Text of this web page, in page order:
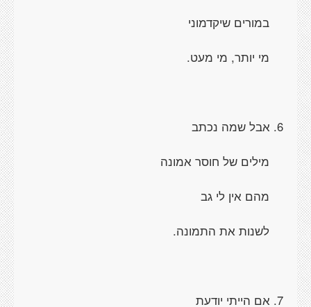
במורים שיקדמוני
מי יותר, מי מעט.
6. אבל שמה נכתב
מילים של חוסר אמונה
מהם אין לי גב
לשנות את התמונה.
7. אם הייתי יודעת